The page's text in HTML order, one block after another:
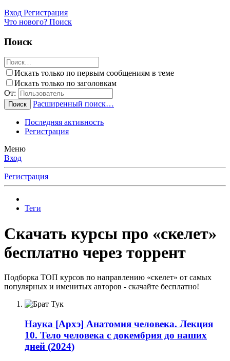
Вход Регистрация
Что нового? Поиск
Поиск
Искать только по первым сообщениям в теме
Искать только по заголовкам
От:
Поиск Расширенный поиск…
Последняя активность
Регистрация
Меню
Вход
Регистрация
Теги
Скачать курсы про «скелет»
бесплатно через торрент
Подборка ТОП курсов по направлению «скелет» от самых
популярных и именитых авторов - скачайте бесплатно!
Наука [Архэ] Анатомия человека. Лекция
10. Тело человека с докембрия до наших
дней (2024)